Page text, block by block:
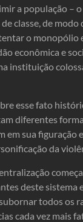
a população –
classe, de modo
o monopólio
econômica e
instituição
esse fato
diferentes
sua figuração
da
deste
todos os
cada vez mais